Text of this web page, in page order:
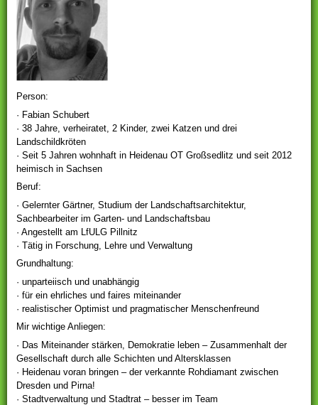
Person:
· Fabian Schubert
· 38 Jahre, verheiratet, 2 Kinder, zwei Katzen und drei
Landschildkröten
· Seit 5 Jahren wohnhaft in Heidenau OT Großsedlitz und seit 2012
heimisch in Sachsen
Beruf:
· Gelernter Gärtner, Studium der Landschaftsarchitektur,
Sachbearbeiter im Garten- und Landschaftsbau
· Angestellt am LfULG Pillnitz
· Tätig in Forschung, Lehre und Verwaltung
Grundhaltung:
· unparteiisch und unabhängig
· für ein ehrliches und faires miteinander
· realistischer Optimist und pragmatischer Menschenfreund
Mir wichtige Anliegen:
· Das Miteinander stärken, Demokratie leben – Zusammenhalt der
Gesellschaft durch alle Schichten und Altersklassen
· Heidenau voran bringen – der verkannte Rohdiamant zwischen
Dresden und Pirna!
· Stadtverwaltung und Stadtrat – besser im Team